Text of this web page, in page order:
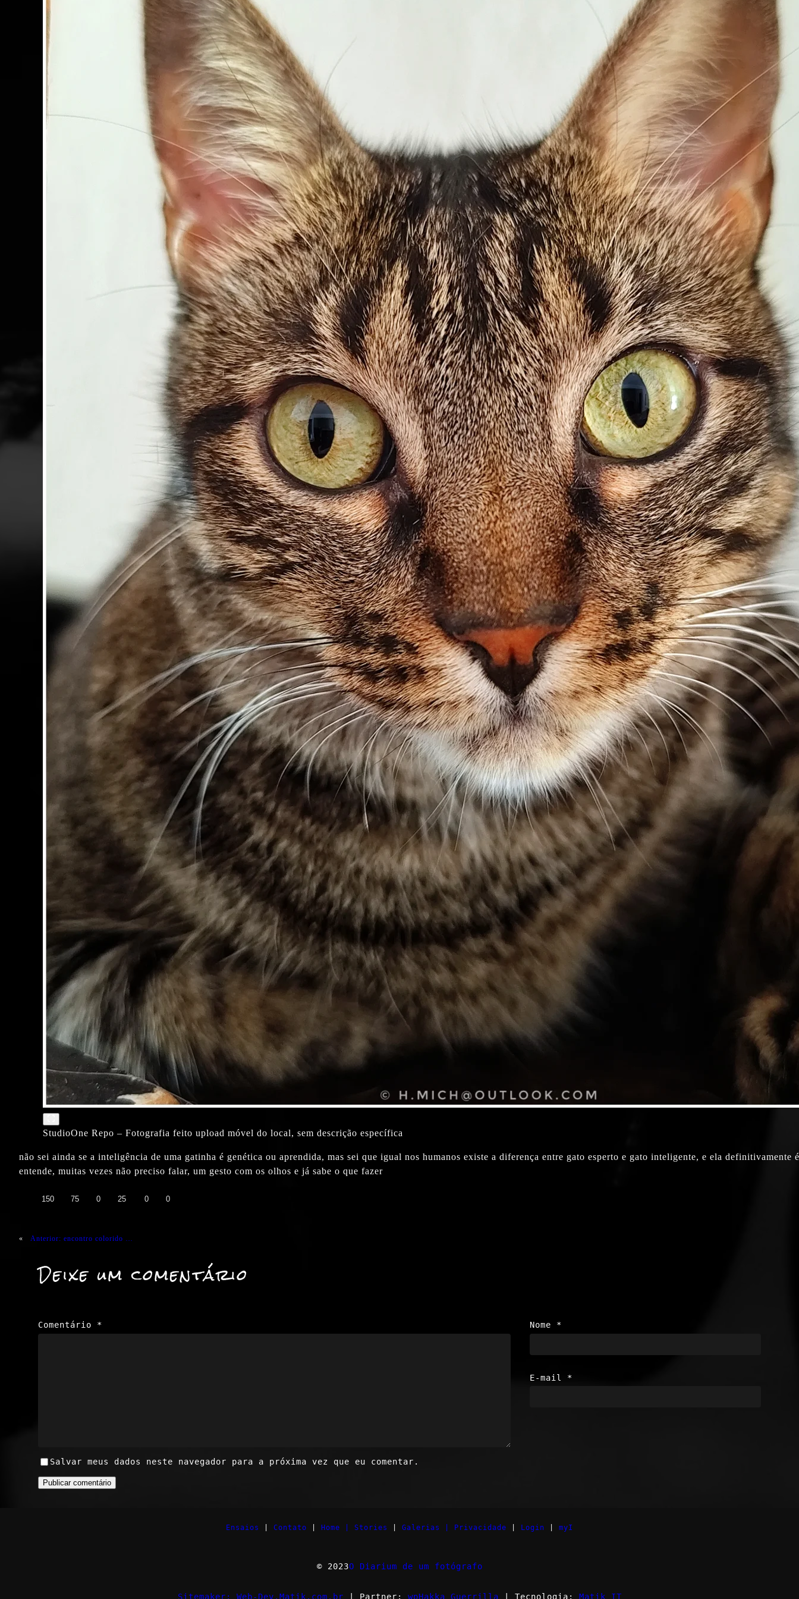
StudioOne Repo – Fotografia feito upload móvel do local, sem descrição específica
não sei ainda se a inteligência de uma gatinha é genética ou aprendida, mas sei que igual nos humanos existe a diferença entre gato esperto e gato inteligente, e ela definitivamente
entende, muitas vezes não preciso falar, um gesto com os olhos e já sabe o que fazer
150 75 0 25 0 0
« Anterior: encontro colorido …
Deixe um comentário
Comentário * Nome *
E-mail *
Salvar meus dados neste navegador para a próxima vez que eu comentar.
Ensaios Contato Home | Stories Galerias | Privacidade Login myI
© 2023O Diarium de um fotógrafo
Sitemaker: Web-Dev.Matik.com.br | Partner: wpHakka Guerrilla | Tecnologia: Matik IT